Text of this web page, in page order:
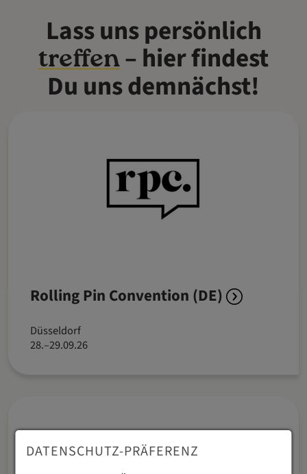
Lass uns persönlich
treffen– hier findest
Du uns demnächst!
Rolling Pin Convention (DE)
Düsseldorf
28.–29.09.26
DATENSCHUTZ-PRÄFERENZ